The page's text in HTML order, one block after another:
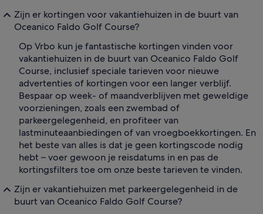
Zijn er kortingen voor vakantiehuizen in de buurt van
Oceanico Faldo Golf Course?
Op Vrbo kun je fantastische kortingen vinden voor
vakantiehuizen in de buurt van Oceanico Faldo Golf
Course, inclusief speciale tarieven voor nieuwe
advertenties of kortingen voor een langer verblijf.
Bespaar op week- of maandverblijven met geweldige
voorzieningen, zoals een zwembad of
parkeergelegenheid, en profiteer van
lastminuteaanbiedingen of van vroegboekkortingen. En
het beste van alles is dat je geen kortingscode nodig
hebt – voer gewoon je reisdatums in en pas de
kortingsfilters toe om onze beste tarieven te vinden.
Zijn er vakantiehuizen met parkeergelegenheid in de
buurt van Oceanico Faldo Golf Course?